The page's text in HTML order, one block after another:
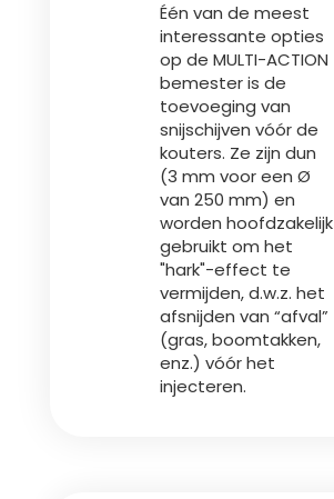
Één van de meest
interessante opties
op de MULTI-ACTION
bemester is de
toevoeging van
snijschijven vóór de
kouters. Ze zijn dun
(3 mm voor een Ø
van 250 mm) en
worden hoofdzakelijk
gebruikt om het
"hark"-effect te
vermijden, d.w.z. het
afsnijden van “afval”
(gras, boomtakken,
enz.) vóór het
injecteren.